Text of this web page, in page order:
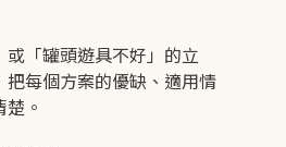
「罐頭遊具不好」的立
每個方案的優缺、適用情
。